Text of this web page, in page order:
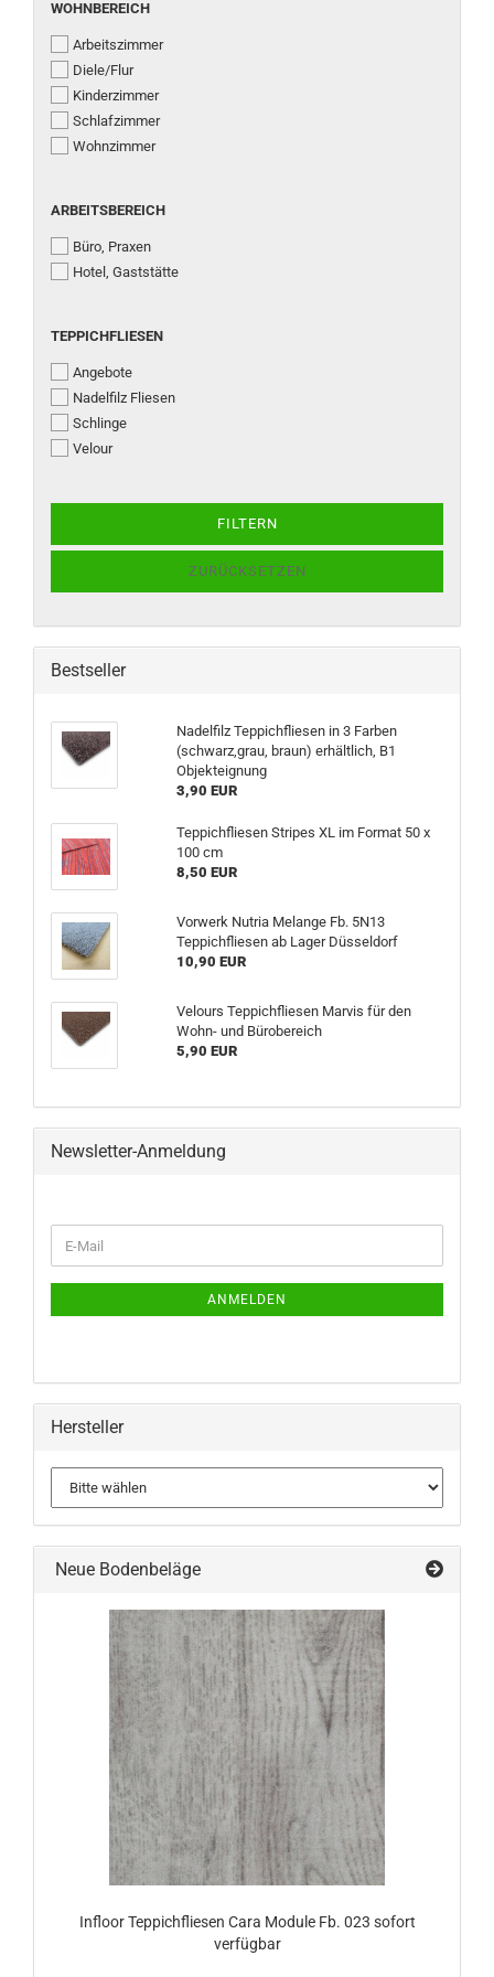
WOHNBEREICH
WOHNBEREICH
Arbeitszimmer
Diele/Flur
Kinderzimmer
Schlafzimmer
Wohnzimmer
ARBEITSBEREICH
ARBEITSBEREICH
Büro, Praxen
Hotel, Gaststätte
TEPPICHFLIESEN
TEPPICHFLIESEN
Angebote
Nadelfilz Fliesen
Schlinge
Velour
FILTERN
ZURÜCKSETZEN
Bestseller
Nadelfilz Teppichfliesen in 3 Farben
(schwarz,grau, braun) erhältlich, B1
Objekteignung
3,90 EUR
Teppichfliesen Stripes XL im Format 50 x
100 cm
8,50 EUR
Vorwerk Nutria Melange Fb. 5N13
Teppichfliesen ab Lager Düsseldorf
10,90 EUR
Velours Teppichfliesen Marvis für den
Wohn- und Bürobereich
5,90 EUR
Newsletter-Anmeldung
ZUR
E-
Mail
ANMELDEN
Hersteller
Neue Bodenbeläge
Infloor Teppichfliesen Cara Module Fb. 023 sofort
verfügbar